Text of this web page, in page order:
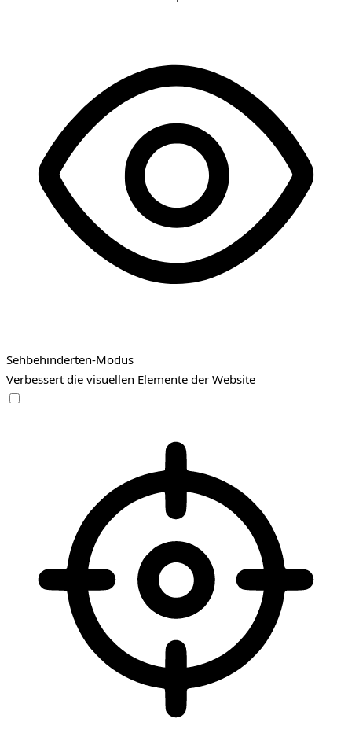
Sehbehinderten-Modus
Verbessert die visuellen Elemente der Website